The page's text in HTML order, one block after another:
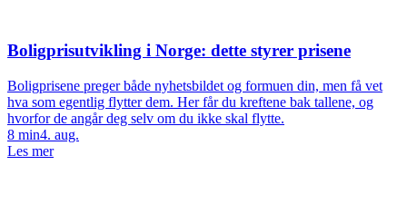
Boligprisutvikling i Norge: dette styrer prisene
Boligprisene preger både nyhetsbildet og formuen din, men få vet
hva som egentlig flytter dem. Her får du kreftene bak tallene, og
hvorfor de angår deg selv om du ikke skal flytte.
8 min4. aug.
Les mer